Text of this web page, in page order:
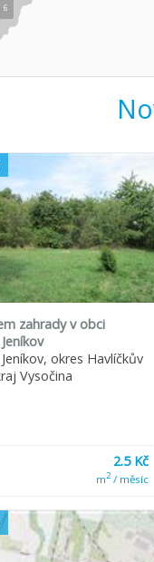
6
zahrady v obci
okres Havlíčkův
Vysočina
2.5 Kč
m2/ měsíc